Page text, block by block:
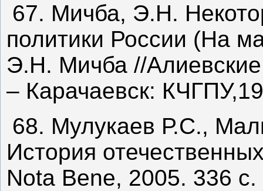
67. Мичба, Э.Н.
политики России (На
Э.Н. Мичба //
– Карачаевск:
68. Мулукаев Р.С.,
История
Nota Bene, 2005. 336 с.